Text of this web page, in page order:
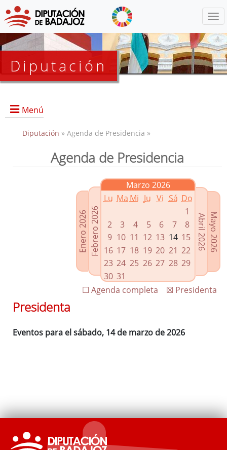
Diputación
Menú
Presidencia
Enlaces relacionados
Agenda de Presidencia
Plenos provinciales y Juntas de gobierno
Oficina de Proyectos Europeos
Diputación » Agenda de Presidencia »
Agenda de Presidencia
Enero 2026Febrero 2026
Marzo 2026
Lu Ma Mi Ju Vi Sá Do
1
2
3 4 5 6 7
8
9 10 11 12 13 14 15
16 17 18 19 20 21 22
23 24 25 26 27 28 29
30 31
Mayo 2026
Abril 2026
☒ Presidenta
☐ Agenda completa
Presidenta
Eventos para el sábado, 14 de marzo de 2026